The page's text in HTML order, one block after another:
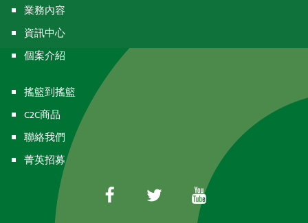
業務內容
資訊中心
個案介紹
搖籃到搖籃
C2C商品
聯絡我們
菁英招募